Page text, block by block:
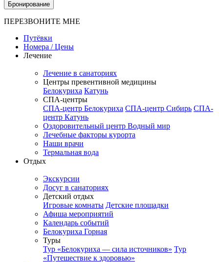
Бронирование
ПЕРЕЗВОНИТЕ МНЕ
Путёвки
Номера / Цены
Лечение
Лечение в санаториях
Центры превентивной медицины
Белокуриха Катунь
СПА-центры
СПА-центр Белокуриха СПА-центр Сибирь СПА-
центр Катунь
Оздоровительный центр Водный мир
Лечебные факторы курорта
Наши врачи
Термальная вода
Отдых
Экскурсии
Досуг в санаториях
Детский отдых
Игровые комнаты Детские площадки
Афиша мероприятий
Календарь событий
Белокуриха Горная
Туры
Тур «Белокуриха — сила источников» Тур
«Путешествие к здоровью»